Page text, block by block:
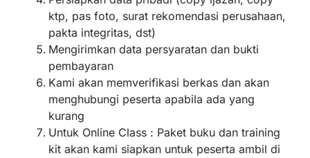
ktp, pas foto, surat rekomendasi perusahaan,
pakta integritas, dst)
Mengirimkan data persyaratan dan bukti
pembayaran
Kami akan memverifikasi berkas dan akan
menghubungi peserta apabila ada yang
kurang
Untuk Online Class : Paket buku dan training
kit akan kami siapkan untuk peserta ambil di